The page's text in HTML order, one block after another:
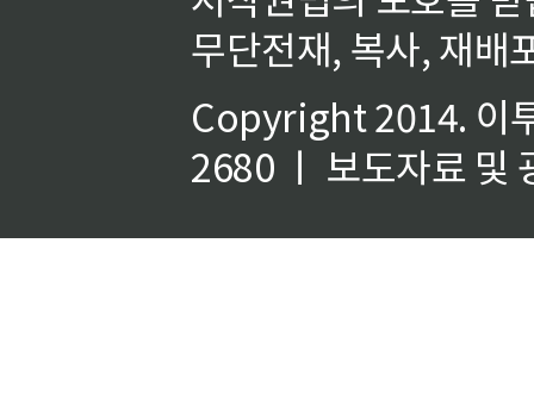
무단전재, 복사, 재배
Copyright 2014. 이
2680 ㅣ 보도자료